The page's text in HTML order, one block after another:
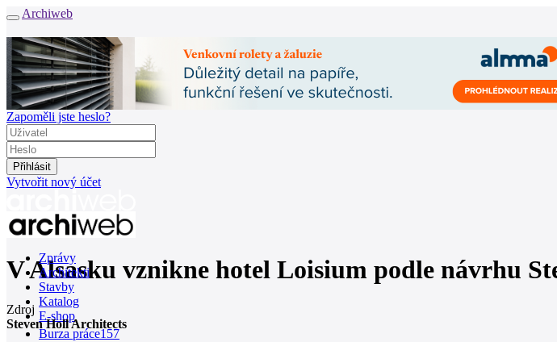
Archiweb
Zapoměli jste heslo?
Vytvořit nový účet
Zprávy
Architekti
Stavby
Katalog
E-shop
Burza práce157
V Alsasku vznikne hotel Loisium podle návrhu
Zdroj
Steven Holl Architects